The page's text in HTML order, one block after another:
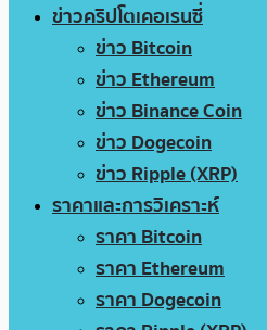
ข่าวคริปโตเคอเรนซี่
ข่าว Bitcoin
ข่าว Ethereum
ข่าว Binance Coin
ข่าว Dogecoin
ข่าว Ripple (XRP)
ราคาและการวิเคราะห์
ราคา Bitcoin
ราคา Ethereum
ราคา Dogecoin